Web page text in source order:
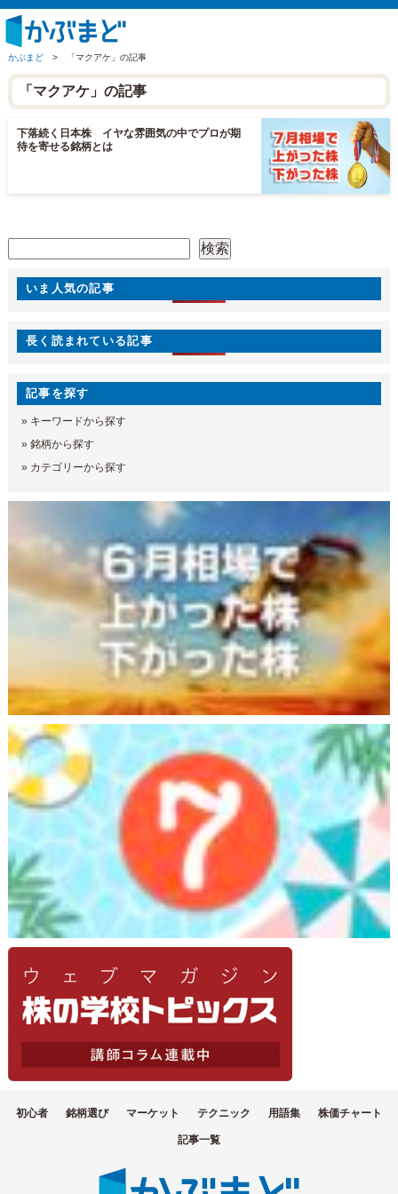
かぶまど > 「マクアケ」の記事
「マクアケ」の記事
下落続く日本株 イヤな雰囲気の中でプロが期
待を寄せる銘柄とは
検索
いま人気の記事
長く読まれている記事
記事を探す
» キーワードから探す
» 銘柄から探す
» カテゴリーから探す
初心者 銘柄選び マーケット テクニック 用語集 株価チャート
記事一覧